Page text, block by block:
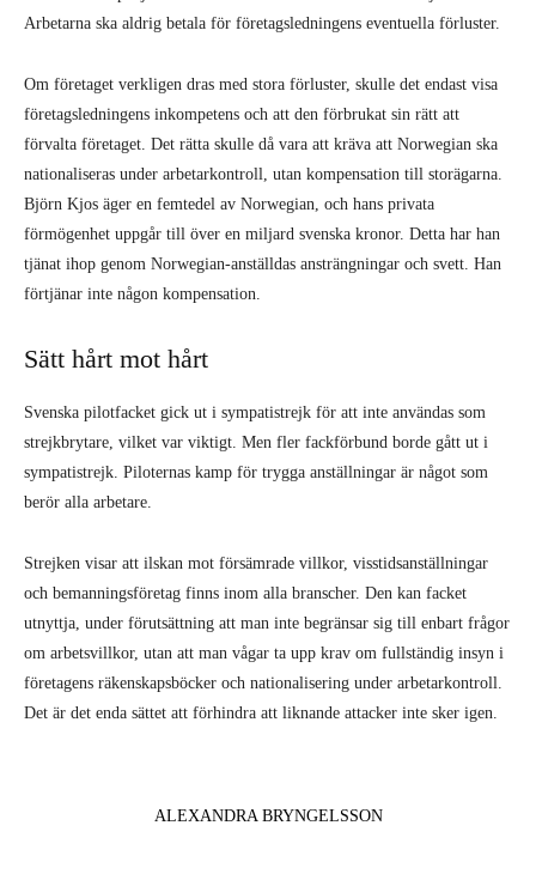
Arbetarna ska aldrig betala för företagsledningens eventuella förluster.
Om företaget verkligen dras med stora förluster, skulle det endast visa
företagsledningens inkompetens och att den förbrukat sin rätt att
förvalta företaget. Det rätta skulle då vara att kräva att Norwegian ska
nationaliseras under arbetarkontroll, utan kompensation till storägarna.
Björn Kjos äger en femtedel av Norwegian, och hans privata
förmögenhet uppgår till över en miljard svenska kronor. Detta har han
tjänat ihop genom Norwegian-anställdas ansträngningar och svett. Han
förtjänar inte någon kompensation.
Sätt hårt mot hårt
Svenska pilotfacket gick ut i sympatistrejk för att inte användas som
strejkbrytare, vilket var viktigt. Men fler fackförbund borde gått ut i
sympatistrejk. Piloternas kamp för trygga anställningar är något som
berör alla arbetare.
Strejken visar att ilskan mot försämrade villkor, visstidsanställningar
och bemanningsföretag finns inom alla branscher. Den kan facket
utnyttja, under förutsättning att man inte begränsar sig till enbart frågor
om arbetsvillkor, utan att man vågar ta upp krav om fullständig insyn i
företagens räkenskapsböcker och nationalisering under arbetarkontroll.
Det är det enda sättet att förhindra att liknande attacker inte sker igen.
ALEXANDRA BRYNGELSSON